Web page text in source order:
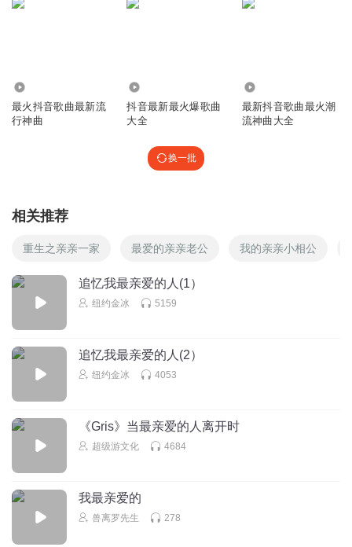
最火抖音歌曲最新流
行神曲
抖音最新最火爆歌曲
大全
最新抖音歌曲最火潮
流神曲大全
换一批
相关推荐
重生之亲亲一家 最爱的亲亲老公 我的亲亲小相公
追忆我最亲爱的人(1）
纽约金冰 5159
追忆我最亲爱的人(2）
纽约金冰 4053
《Gris》当最亲爱的人离开时
超级游文化 4684
我最亲爱的
兽离罗先生 278